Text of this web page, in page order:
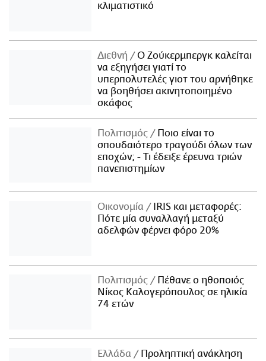
κλιματιστικό
Διεθνή
Ο Ζούκερμπεργκ καλείται
να εξηγήσει γιατί το
υπερπολυτελές γιοτ του αρνήθηκε
να βοηθήσει ακινητοποιημένο
σκάφος
Πολιτισμός
Ποιο είναι το
σπουδαιότερο τραγούδι όλων των
εποχών; - Τι έδειξε έρευνα τριών
πανεπιστημίων
Οικονομία
IRIS και μεταφορές:
Πότε μία συναλλαγή μεταξύ
αδελφών φέρνει φόρο 20%
Πολιτισμός
Πέθανε ο ηθοποιός
Νίκος Καλογερόπουλος σε ηλικία
74 ετών
Ελλάδα
Προληπτική ανάκληση